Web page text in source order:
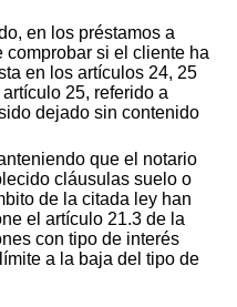
en los préstamos a
comprobar si el cliente ha
en los artículos 24, 25
25, referido a
dejado sin contenido
que el notario
cláusulas suelo o
de la citada ley han
el artículo 21.3 de la
con tipo de interés
a la baja del tipo de